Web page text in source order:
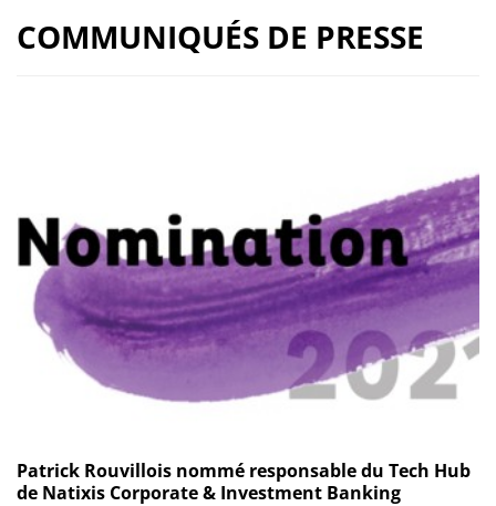
COMMUNIQUÉS DE PRESSE
Patrick Rouvillois nommé responsable du Tech Hub
de Natixis Corporate & Investment Banking